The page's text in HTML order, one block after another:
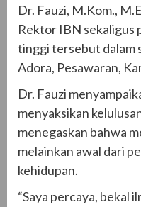
Dr. Fauzi, M.Kom.,
Rektor IBN sekaligus
tinggi tersebut dalam
Adora, Pesawaran,
Dr. Fauzi
menyaksikan
menegaskan bahwa
melainkan awal dari
kehidupan.
“Saya percaya, bekal